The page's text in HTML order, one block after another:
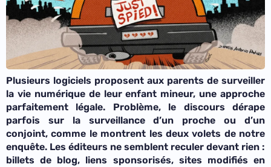
Plusieurs logiciels proposent aux parents de surveiller
la vie numérique de leur enfant mineur, une approche
parfaitement légale. Problème, le discours dérape
parfois sur la surveillance d’un proche ou d’un
conjoint, comme le montrent les deux volets de notre
enquête. Les éditeurs ne semblent reculer devant rien :
billets de blog, liens sponsorisés, sites modifiés en